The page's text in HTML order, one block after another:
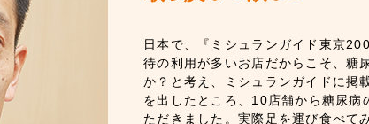
日本で、『ミシュランガイド東京
待の利用が多いお店だからこそ、糖
か？と考え、ミシュランガイドに掲
を出したところ、10店舗から糖尿
ただきました。実際足を運び食べて